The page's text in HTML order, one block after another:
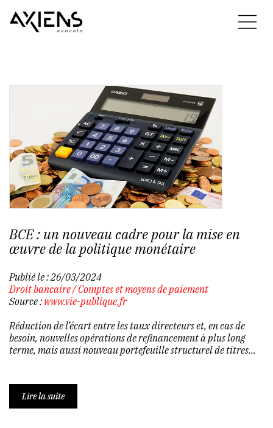
BCE : un nouveau cadre pour la mise en
œuvre de la politique monétaire
Publié le :26/03/2024
Droit bancaire/Comptes et moyens de paiement
Source : www.vie-publique.fr
Réduction de l’écart entre les taux directeurs et, en cas de
besoin, nouvelles opérations de refinancement à plus long
terme, mais aussi nouveau portefeuille structurel de titres…
Lire la suite